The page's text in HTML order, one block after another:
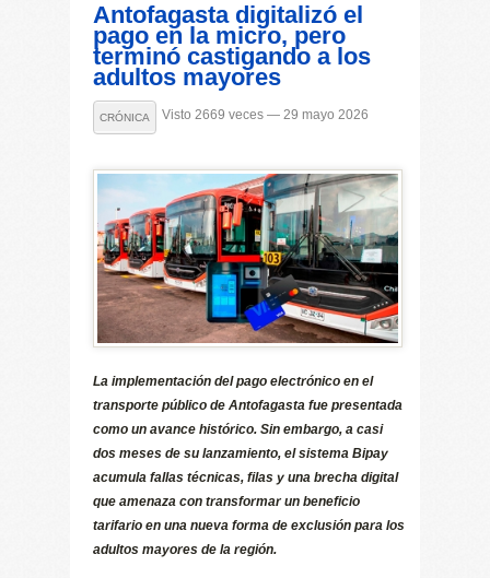
Antofagasta digitalizó el
pago en la micro, pero
terminó castigando a los
adultos mayores
CRÓNICA Visto 2669 veces — 29 mayo 2026
La implementación del pago electrónico en el
transporte público de Antofagasta fue presentada
como un avance histórico. Sin embargo, a casi
dos meses de su lanzamiento, el sistema Bipay
acumula fallas técnicas, filas y una brecha digital
que amenaza con transformar un beneficio
tarifario en una nueva forma de exclusión para los
adultos mayores de la región.